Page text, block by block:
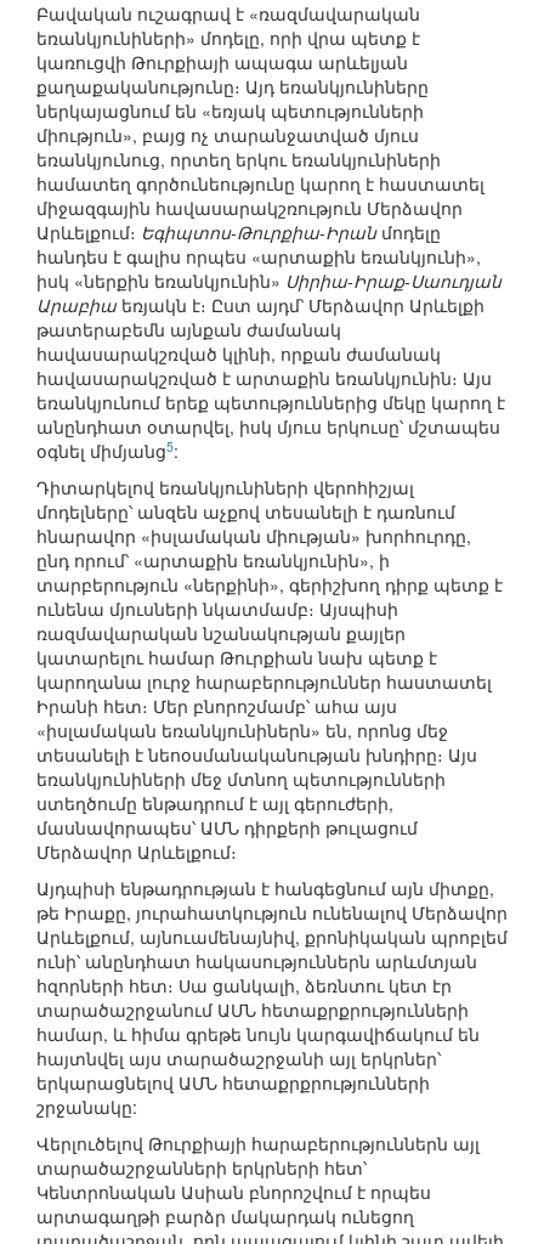
Բավական ուշագրավ է «ռազմավարական
եռանկյունիների» մոդելը, որի վրա պետք է
կառուցվի Թուրքիայի ապագա արևելյան
քաղաքականությունը։ Այդ եռանկյունիները
ներկայացնում են «եռյակ պետությունների
միություն», բայց ոչ տարանջատված մյուս
եռանկյունուց, որտեղ երկու եռանկյունիների
համատեղ գործունեությունը կարող է հաստատել
միջազգային հավասարակշռություն Մերձավոր
Արևելքում։ Եգիպտոս-Թուրքիա-Իրանմոդելը
հանդես է գալիս որպես «արտաքին եռանկյունի»,
իսկ «ներքին եռանկյունին» Սիրիա-Իրաք-Սաուդյան
Արաբիաեռյակն է։ Ըստ այդմ՝ Մերձավոր Արևելքի
թատերաբեմն այնքան ժամանակ
հավասարակշռված կլինի, որքան ժամանակ
հավասարակշռված է արտաքին եռանկյունին։ Այս
եռանկյունում երեք պետություններից մեկը կարող է
անընդհատ օտարվել, իսկ մյուս երկուսը՝ մշտապես
օգնել միմյանց5:
Դիտարկելով եռանկյունիների վերոհիշյալ
մոդելները՝ անզեն աչքով տեսանելի է դառնում
հնարավոր «իսլամական միության» խորհուրդը,
ընդ որում՝ «արտաքին եռանկյունին», ի
տարբերություն «ներքինի», գերիշխող դիրք պետք է
ունենա մյուսների նկատմամբ։ Այսպիսի
ռազմավարական նշանակության քայլեր
կատարելու համար Թուրքիան նախ պետք է
կարողանա լուրջ հարաբերություններ հաստատել
Իրանի հետ։ Մեր բնորոշմամբ՝ ահա այս
«իսլամական եռանկյունիներն» են, որոնց մեջ
տեսանելի է նեոօսմանականության խնդիրը։ Այս
եռանկյունիների մեջ մտնող պետությունների
ստեղծումը ենթադրում է այլ գերուժերի,
մասնավորապես՝ ԱՄՆ դիրքերի թուլացում
Մերձավոր Արևելքում։
Այդպիսի ենթադրության է հանգեցնում այն միտքը,
թե Իրաքը, յուրահատկություն ունենալով Մերձավոր
Արևելքում, այնուամենայնիվ, քրոնիկական պրոբլեմ
ունի՝ անընդհատ հակասություններն արևմտյան
հզորների հետ։ Սա ցանկալի, ձեռնտու կետ էր
տարածաշրջանում ԱՄՆ հետաքրքրությունների
համար, և հիմա գրեթե նույն կարգավիճակում են
հայտնվել այս տարածաշրջանի այլ երկրներ՝
երկարացնելով ԱՄՆ հետաքրքրությունների
շրջանակը:
Վերլուծելով Թուրքիայի հարաբերություններն այլ
տարածաշրջանների երկրների հետ՝
Կենտրոնական Ասիան բնորոշվում է որպես
արտագաղթի բարձր մակարդակ ունեցող